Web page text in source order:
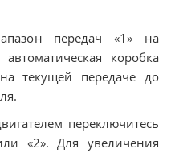
передач «1» на
коробка
на текущей передаче до
переключитесь
«2». Для увеличения